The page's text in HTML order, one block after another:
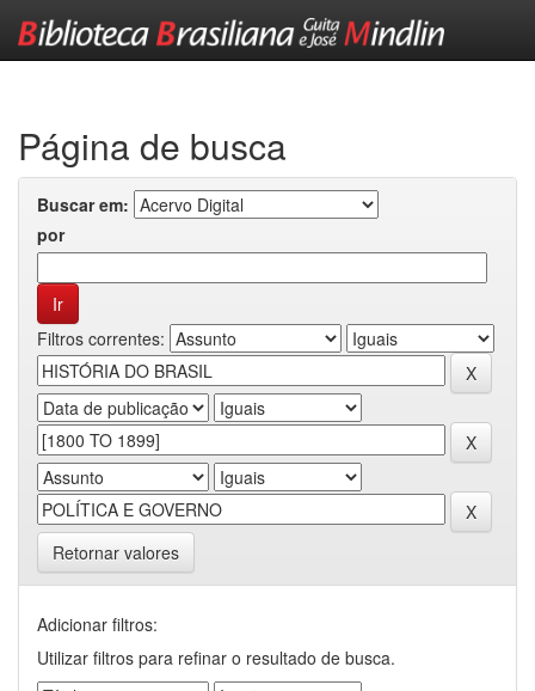
Página de busca
Buscar em:
por
Filtros correntes:
Retornar valores
Adicionar filtros:
Utilizar filtros para refinar o resultado de busca.